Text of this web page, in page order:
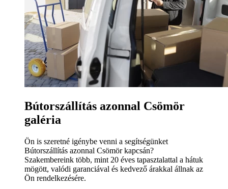
Bútorszállítás azonnal Csömör
galéria
Ön is szeretné igénybe venni a segítségünket
Bútorszállítás azonnal Csömör kapcsán?
Szakembereink több, mint 20 éves tapasztalattal a hátuk
mögött, valódi garanciával és kedvező árakkal állnak az
Ön rendelkezésére.